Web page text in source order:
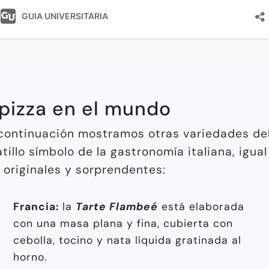
en el mundo
mostramos otras variedades
símbolo de la gastronomía italiana, igual
originales y sorprendentes:
Francia: la Tarte Flambeé está elaborada
con una masa plana y fina, cubierta con
cebolla, tocino y nata líquida gratinada al
horno.